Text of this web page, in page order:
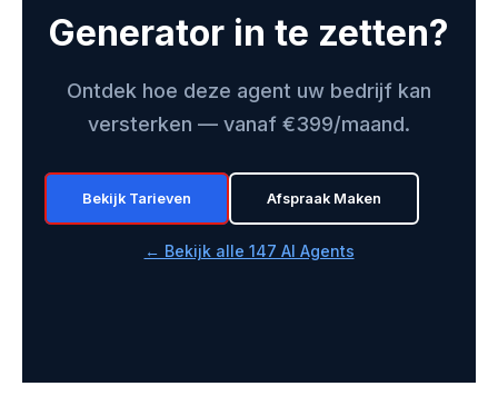
Generator in te zetten?
Ontdek hoe deze agent uw bedrijf kan
versterken — vanaf €399/maand.
Bekijk Tarieven Afspraak Maken
← Bekijk alle 147 AI Agents